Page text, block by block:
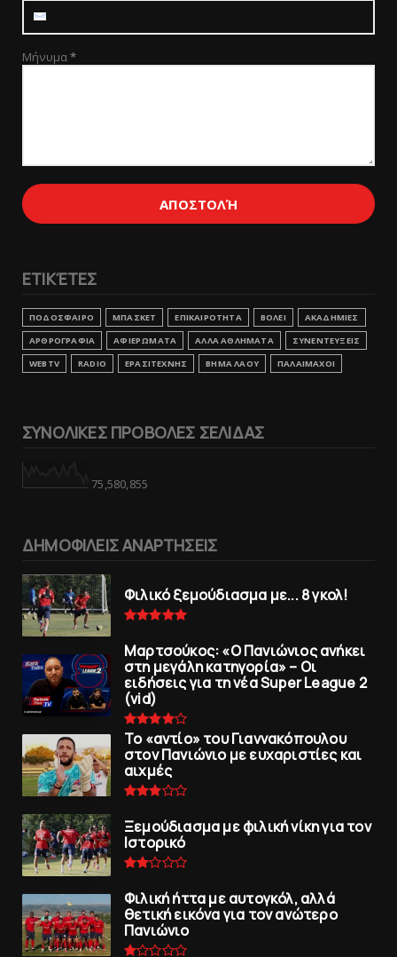
Μήνυμα*
ΕΤΙΚΈΤΕΣ
ΠΟΔΟΣΦΑΙΡΟ ΜΠΑΣΚΕΤ ΕΠΙΚΑΙΡΟΤΗΤΑ ΒΟΛΕΙ
ΑΚΑΔΗΜΙΕΣ
ΑΡΘΡΟΓΡΑΦΙΑ
ΑΦΙΕΡΩΜΑΤΑ ΑΛΛΑ ΑΘΛΗΜΑΤΑ
ΣΥΝΕΝΤΕΥΞΕΙΣ
WEBTV
RADIO ΕΡΑΣΙΤΕΧΝΗΣ ΒΗΜΑ ΛΑΟΥ ΠΑΛΑΙΜΑΧΟΙ
ΣΥΝΟΛΙΚΕΣ ΠΡΟΒΟΛΕΣ ΣΕΛΙΔΑΣ
75,580,855
ΔΗΜΟΦΙΛΕΙΣ ΑΝΑΡΤΗΣΕΙΣ
Φιλικό ξεμούδιασμα με... 8 γκολ!
Μαρτσούκος: «Ο Πανιώνιος ανήκει
στη μεγάλη κατηγορία» – Οι
ειδήσεις για τη νέα Super League 2
(vid)
To «αντίο» του Γιαννακόπουλου
στον Πανιώνιο με ευχαριστίες και
αιχμές
Ξεμούδιασμα με φιλική νίκη για τoν
Iστορικό
Φιλική ήττα με αυτογκόλ, αλλά
θετική εικόνα για τον ανώτερo
Πανιώνιo